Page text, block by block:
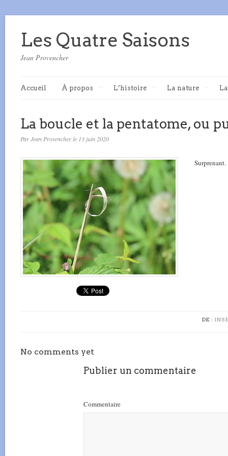
Les Quatre Saisons
Jean Provencher
Accueil À propos L’histoire La nature
La boucle et la pentatome, ou
Par Jean Provencher le 13 juin 2020
Surprenant.
DE :
No comments yet
Publier un commentaire
Commentaire